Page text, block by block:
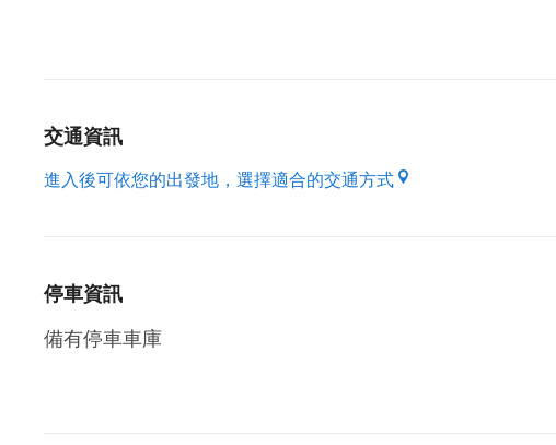
異國時尚--宛若來到充滿異國風情的渡假勝地為您帶來異國
尊爵經典--不同國度不同時代中的經典讓您享受不同於一般
獨家配備的KTV讓您在浪漫之餘也能藉由歌聲傳達愛意
讓依蝶時尚汽車旅館成為您倆最激情最美麗也是最難忘的回
館內設施
交通資訊
進入後可依您的出發地，選擇適合的交通方式
停車資訊
備有停車車庫